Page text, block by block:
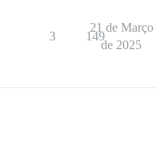
3 149
21 de Março
de 2025